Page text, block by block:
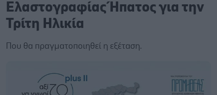
Ελαστογραφίας Ήπατος για την
Τρίτη Ηλικία
Που θα πραγματοποιηθεί η εξέταση.